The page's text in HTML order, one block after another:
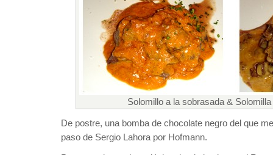
Solomillo a la sobrasada &
De postre, una bomba de chocolate negro del que
paso de Sergio Lahora por Hofmann.